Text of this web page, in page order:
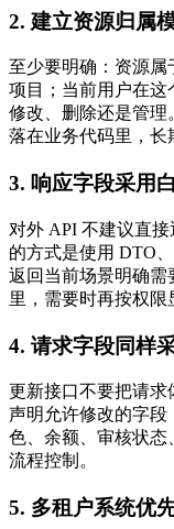
2. 建立资源归属
至少要明确：资源属
项目；当前用户在这
修改、删除还是管理
落在业务代码里，长
3. 响应字段采用
对外 API 不建议直
的方式是使用 DTO
返回当前场景明确需
里，需要时再按权限
4. 请求字段同样
更新接口不要把请求
声明允许修改的字段
色、余额、审核状态
流程控制。
5. 多租户系统优